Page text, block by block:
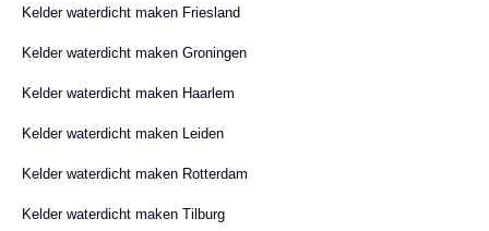
Kelder waterdicht maken Friesland
Kelder waterdicht maken Groningen
Kelder waterdicht maken Haarlem
Kelder waterdicht maken Leiden
Kelder waterdicht maken Rotterdam
Kelder waterdicht maken Tilburg